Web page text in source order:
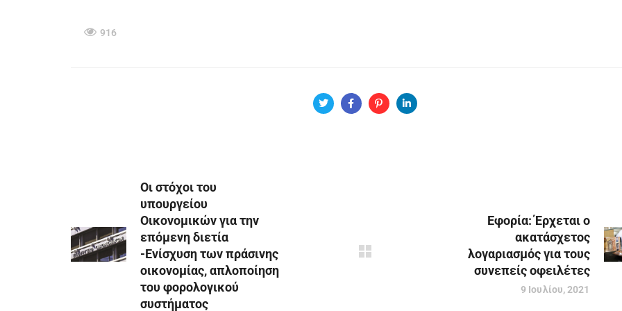
916
Οι στόχοι του
υπουργείου
Οικονομικών για την
επόμενη διετία
-Ενίσχυση των πράσινης
οικονομίας, απλοποίηση
του φορολογικού
συστήματος
Εφορία: Έρχεται ο
ακατάσχετος
λογαριασμός για τους
συνεπείς οφειλέτες
9 Ιουλίου, 2021